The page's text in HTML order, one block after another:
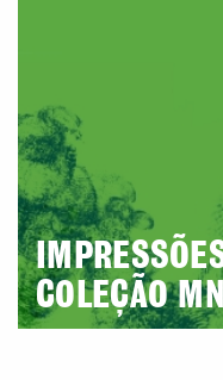
COLEÇÃO